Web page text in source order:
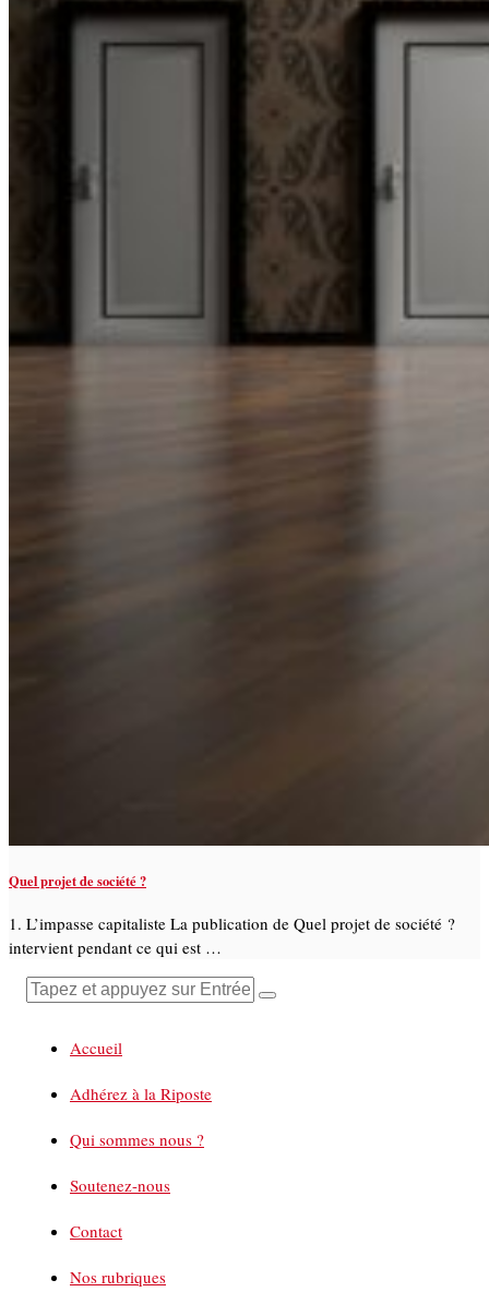
Quel projet de société ?
1. L’impasse capitaliste La publication de Quel projet de société ?
intervient pendant ce qui est …
Accueil
Adhérez à la Riposte
Qui sommes nous ?
Soutenez-nous
Contact
Nos rubriques